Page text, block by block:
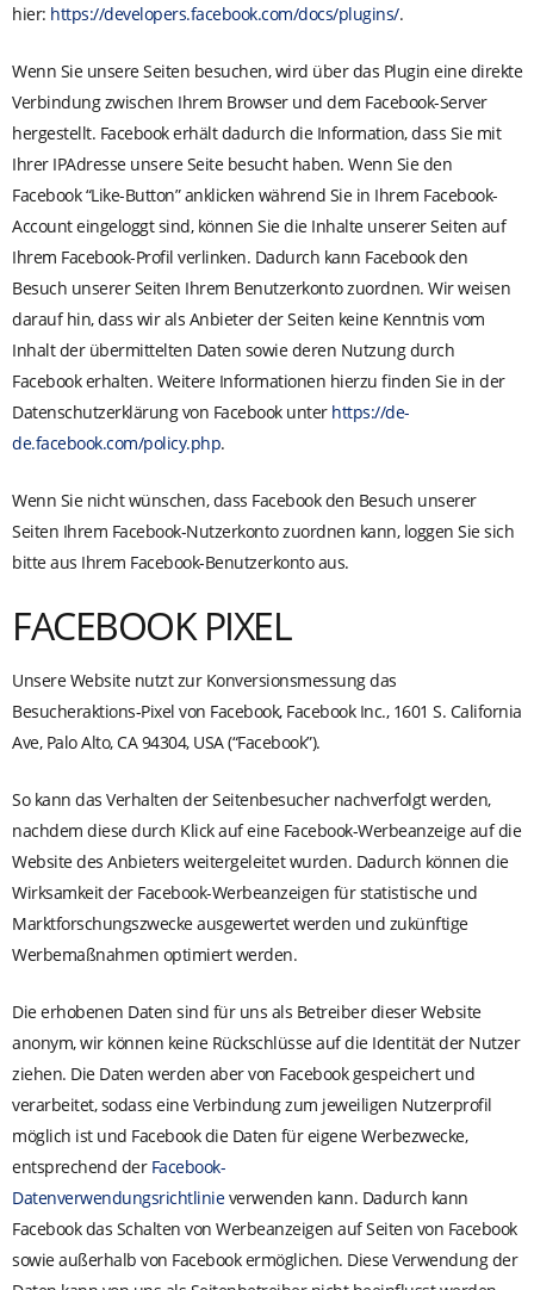
hier: https://developers.facebook.com/docs/plugins/.
Wenn Sie unsere Seiten besuchen, wird über das Plugin eine direkte
Verbindung zwischen Ihrem Browser und dem Facebook-Server
hergestellt. Facebook erhält dadurch die Information, dass Sie mit
Ihrer IPAdresse unsere Seite besucht haben. Wenn Sie den
Facebook “Like-Button” anklicken während Sie in Ihrem Facebook-
Account eingeloggt sind, können Sie die Inhalte unserer Seiten auf
Ihrem Facebook-Profil verlinken. Dadurch kann Facebook den
Besuch unserer Seiten Ihrem Benutzerkonto zuordnen. Wir weisen
darauf hin, dass wir als Anbieter der Seiten keine Kenntnis vom
Inhalt der übermittelten Daten sowie deren Nutzung durch
Facebook erhalten. Weitere Informationen hierzu finden Sie in der
Datenschutzerklärung von Facebook unter https://de-
de.facebook.com/policy.php.
Wenn Sie nicht wünschen, dass Facebook den Besuch unserer
Seiten Ihrem Facebook-Nutzerkonto zuordnen kann, loggen Sie sich
bitte aus Ihrem Facebook-Benutzerkonto aus.
FACEBOOK PIXEL
Unsere Website nutzt zur Konversionsmessung das
Besucheraktions-Pixel von Facebook, Facebook Inc., 1601 S. California
Ave, Palo Alto, CA 94304, USA (“Facebook”).
So kann das Verhalten der Seitenbesucher nachverfolgt werden,
nachdem diese durch Klick auf eine Facebook-Werbeanzeige auf die
Website des Anbieters weitergeleitet wurden. Dadurch können die
Wirksamkeit der Facebook-Werbeanzeigen für statistische und
Marktforschungszwecke ausgewertet werden und zukünftige
Werbemaßnahmen optimiert werden.
Die erhobenen Daten sind für uns als Betreiber dieser Website
anonym, wir können keine Rückschlüsse auf die Identität der Nutzer
ziehen. Die Daten werden aber von Facebook gespeichert und
verarbeitet, sodass eine Verbindung zum jeweiligen Nutzerprofil
möglich ist und Facebook die Daten für eigene Werbezwecke,
entsprechend der Facebook-
Datenverwendungsrichtlinieverwenden kann. Dadurch kann
Facebook das Schalten von Werbeanzeigen auf Seiten von Facebook
sowie außerhalb von Facebook ermöglichen. Diese Verwendung der